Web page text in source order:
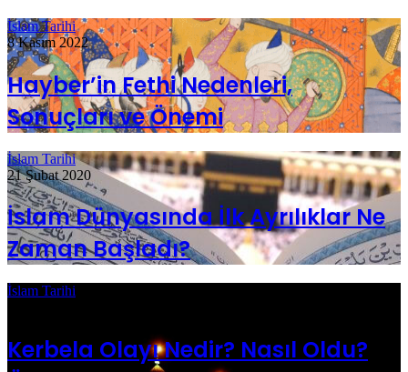
İslam Tarihi
8 Kasım 2022
Hayber’in Fethi Nedenleri,
Sonuçları ve Önemi
İslam Tarihi
21 Şubat 2020
İslam Dünyasında İlk Ayrılıklar Ne
Zaman Başladı?
İslam Tarihi
Kerbela Olayı Nedir? Nasıl Oldu?